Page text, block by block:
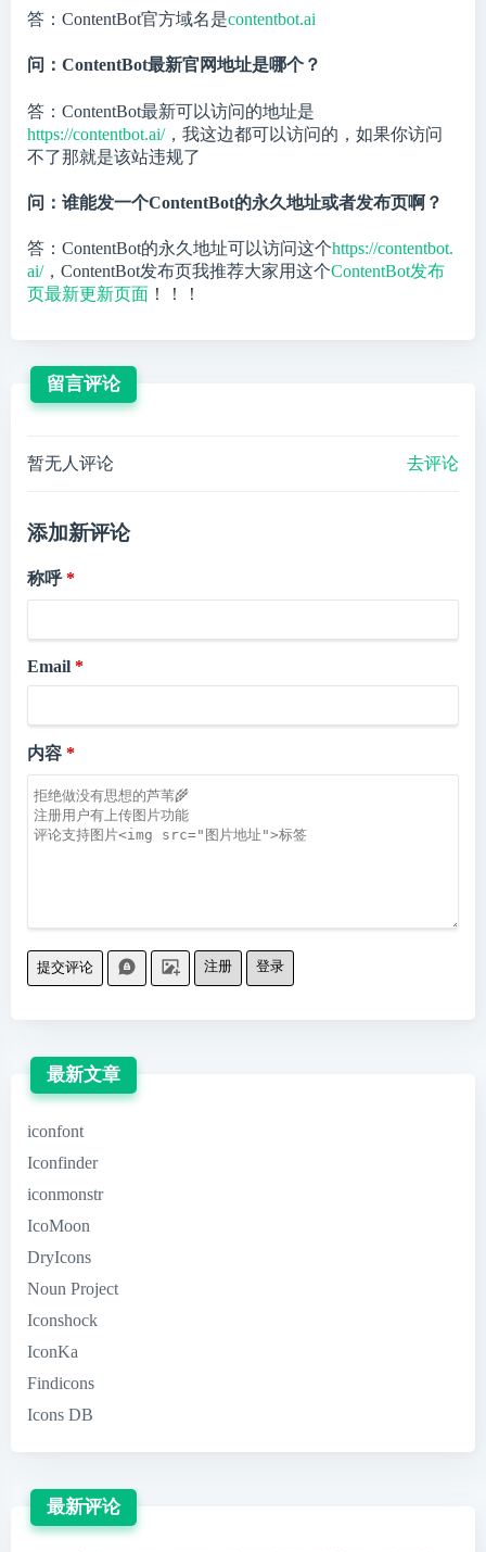
答：ContentBot官方域名是contentbot.ai
问：ContentBot最新官网地址是哪个？
答：ContentBot最新可以访问的地址是
https://contentbot.ai/，我这边都可以访问的，如果你访问
不了那就是该站违规了
问：谁能发一个ContentBot的永久地址或者发布页啊？
答：ContentBot的永久地址可以访问这个https://contentbot.
ai/，ContentBot发布页我推荐大家用这个ContentBot发布
页最新更新页面 ！！！
留言评论
暂无人评论 去评论
添加新评论
称呼
Email
内容
提交评论 注册 登录
最新文章
iconfont
Iconfinder
iconmonstr
IcoMoon
DryIcons
Noun Project
Iconshock
IconKa
Findicons
Icons DB
最新评论